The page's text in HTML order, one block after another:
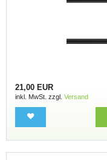
21,00 EUR
inkl. MwSt. zzgl. Versand